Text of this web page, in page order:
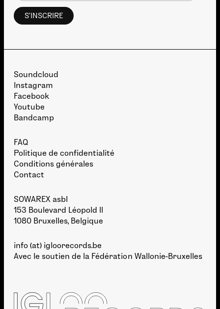
Soundcloud
Instagram
Facebook
Youtube
Bandcamp
FAQ
Politique de confidentialité
Conditions générales
Contact
SOWAREX asbl
153 Boulevard Léopold II
1080 Bruxelles, Belgique
info (at) igloorecords.be
Avec le soutien de la Fédération Wallonie-Bruxelles